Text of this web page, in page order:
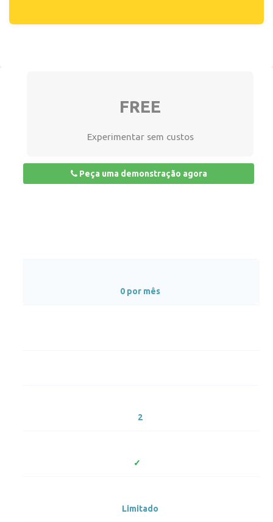
FREE
Experimentar sem custos
Peça uma demonstração agora
0 por mês
2
Limitado